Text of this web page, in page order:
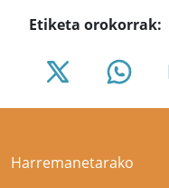
Etiketa orokorrak
Harremanetarako